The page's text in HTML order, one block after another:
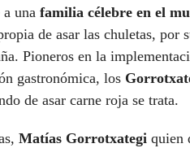
a una familia célebre en el
de asar las chuletas, por
Pioneros en la
gastronómica, los
de asar carne roja se trata.
Matías Gorrotxategi quien